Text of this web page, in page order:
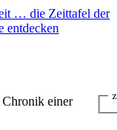
… die Zeittafel der
entdecken
einer